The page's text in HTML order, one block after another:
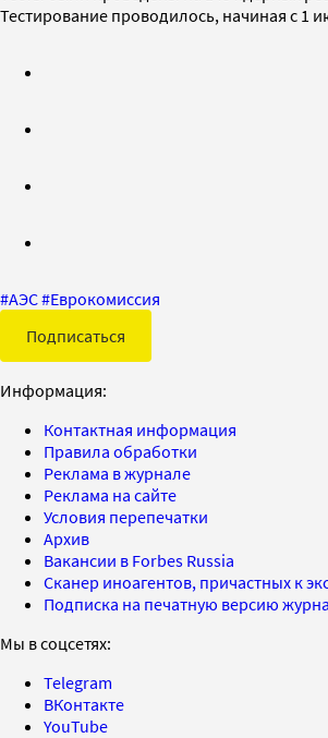
Тестирование проводилось, начиная с 1
#АЭС#Еврокомиссия
Подписаться
Информация:
Контактная информация
Правила обработки
Реклама в журнале
Реклама на сайте
Условия перепечатки
Архив
Вакансии в Forbes Russia
Сканер иноагентов, причастных к
Подписка на печатную версию
Мы в соцсетях:
Telegram
ВКонтакте
YouTube